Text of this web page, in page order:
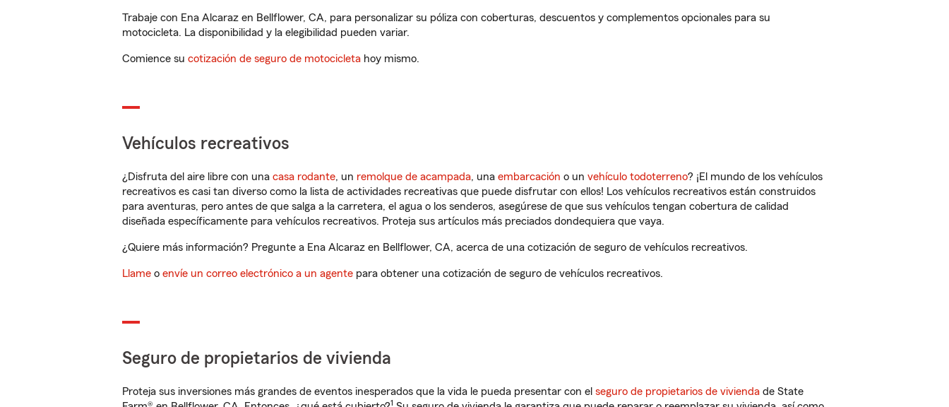
Trabaje con Ena Alcaraz en Bellflower, CA, para personalizar su póliza con coberturas, descuentos y complementos opcionales para su
motocicleta. La disponibilidad y la elegibilidad pueden variar.
Comience su cotización de seguro de motocicleta hoy mismo.
Vehículos recreativos
¿Disfruta del aire libre con una casa rodante, un remolque de acampada, una embarcación o un vehículo todoterreno? ¡El mundo de los vehículos
recreativos es casi tan diverso como la lista de actividades recreativas que puede disfrutar con ellos! Los vehículos recreativos están construidos
para aventuras, pero antes de que salga a la carretera, el agua o los senderos, asegúrese de que sus vehículos tengan cobertura de calidad
diseñada específicamente para vehículos recreativos. Proteja sus artículos más preciados dondequiera que vaya.
¿Quiere más información? Pregunte a Ena Alcaraz en Bellflower, CA, acerca de una cotización de seguro de vehículos recreativos.
Llame o envíe un correo electrónico a un agente para obtener una cotización de seguro de vehículos recreativos.
Seguro de propietarios de vivienda
Proteja sus inversiones más grandes de eventos inesperados que la vida le pueda presentar con el seguro de propietarios de vivienda de State
1